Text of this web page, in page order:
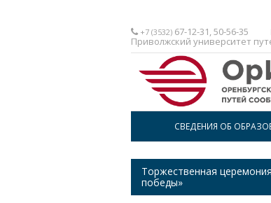
+7 (3532) 67-12-31, 50-56-35
Приволжский университет
СВЕДЕНИЯ ОБ
Торжественная
победы»